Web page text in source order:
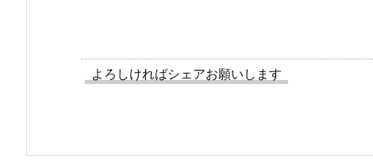
よろしければシェアお願いします